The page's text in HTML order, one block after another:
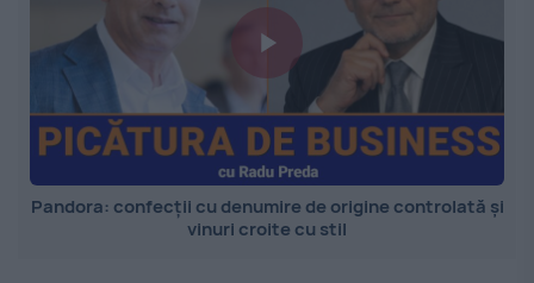
Pandora: confecții cu denumire de origine controlată și
vinuri croite cu stil